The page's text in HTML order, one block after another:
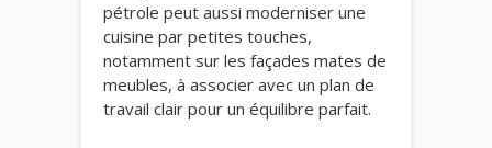
pétrole peut aussi moderniser une
cuisine par petites touches,
notamment sur les façades mates de
meubles, à associer avec un plan de
travail clair pour un équilibre parfait.